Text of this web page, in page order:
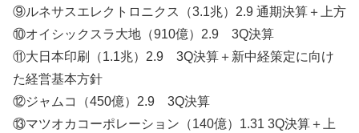
⑨ルネサスエレクトロニクス（3.1兆）2.9 通期決算＋上方
⑩オイシックスラ大地（910億）2.9 3Q決算
⑪大日本印刷（1.1兆）2.9 3Q決算＋新中経策定に向け
た経営基本方針
⑫ジャムコ（450億）2.9 3Q決算
⑬マツオカコーポレーション（140億）1.31 3Q決算＋上